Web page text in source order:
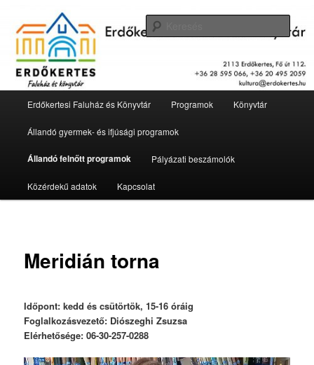
elsődleges
tartalomraErdőkertesi Faluház és Könyvtár
Erdőkertesi Faluház és Könyvtár Programok Könyvtár
Állandó gyermek- és ifjúsági programok
Állandó felnőtt programok Pályázati beszámolók
Közérdekű adatok Kapcsolat
Meridián torna
Időpont: kedd és csütörtök, 15-16 óráig
Foglalkozásvezető: Diószeghi Zsuzsa
Elérhetősége: 06-30-257-0288